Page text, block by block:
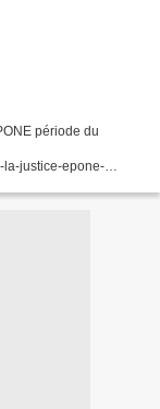
période du
la-justice-epone-